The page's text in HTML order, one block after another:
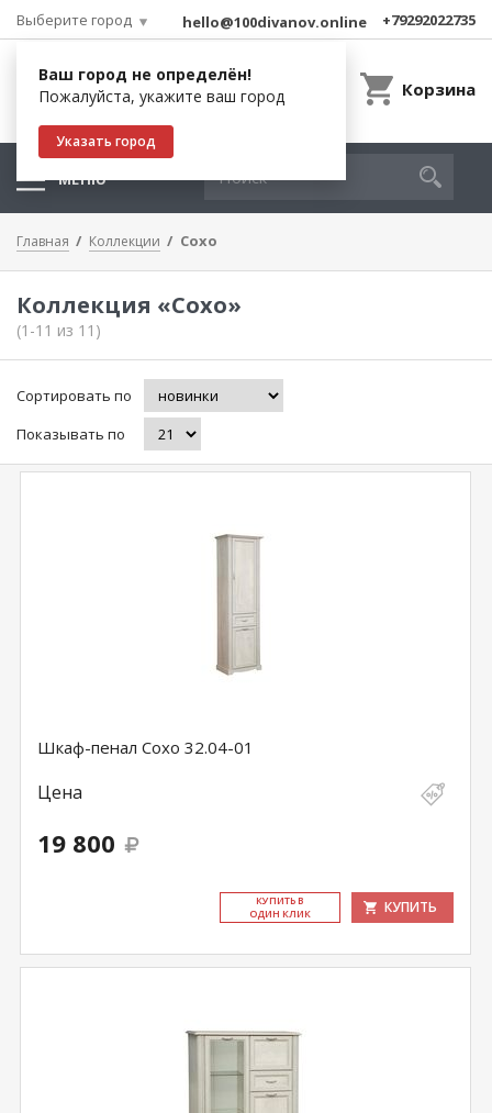
Выберите город
Ваш город не определён!
Пожалуйста, укажите ваш город
Указать город
hello@100divanov.online +79292022735
Корзина
МЕНЮ
Главная Коллекции Сохо
Коллекция «Сохо»
(1-11 из 11)
Сортировать по
Показывать по
Шкаф-пенал Сохо 32.04-01
Цена
19 800
КУ­ПИТЬ В
ОДИН КЛИК
КУПИТЬ